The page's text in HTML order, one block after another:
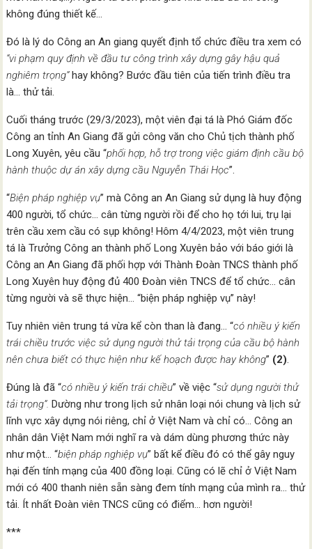
không đúng thiết kế…
Đó là lý do Công an An giang quyết định tổ chức điều tra xem có
“vi phạm quy định về đầu tư công trình xây dựng gây hậu quả
nghiêm trọng”hay không? Bước đầu tiên của tiến trình điều tra
là… thử tải.
Cuối tháng trước (29/3/2023), một viên đại tá là Phó Giám đốc
Công an tỉnh An Giang đã gửi công văn cho Chủ tịch thành phố
Long Xuyên, yêu cầu “phối hợp, hỗ trợ trong việc giám định cầu bộ
hành thuộc dự án xây dựng cầu Nguyễn Thái Học”.
“Biện pháp nghiệp vụ” mà Công an An Giang sử dụng là huy động
400 người, tổ chức… cân từng người rồi để cho họ tới lui, trụ lại
trên cầu xem cầu có sụp không! Hôm 4/4/2023, một viên trung
tá là Trưởng Công an thành phố Long Xuyên bảo với báo giới là
Công an An Giang đã phối hợp với Thành Đoàn TNCS thành phố
Long Xuyên huy động đủ 400 Đoàn viên TNCS để tổ chức… cân
từng người và sẽ thực hiện… “biện pháp nghiệp vụ” này!
Tuy nhiên viên trung tá vừa kể còn than là đang… “có nhiều ý kiến
trái chiều trước việc sử dụng người thử tải trọng của cầu bộ hành
nên chưa biết có thực hiện như kế hoạch được hay không” (2).
Đúng là đã “có nhiều ý kiến trái chiều” về việc “sử dụng người thử
tải trọng”.Dường như trong lịch sử nhân loại nói chung và lịch sử
lĩnh vực xây dựng nói riêng, chỉ ở Việt Nam và chỉ có… Công an
nhân dân Việt Nam mới nghĩ ra và dám dùng phương thức này
như một… “biện pháp nghiệp vụ” bất kể điều đó có thể gây nguy
hại đến tính mạng của 400 đồng loại. Cũng có lẽ chỉ ở Việt Nam
mới có 400 thanh niên sẵn sàng đem tính mạng của mình ra… thử
tải. Ít nhất Đoàn viên TNCS cũng có điểm… hơn người!
***